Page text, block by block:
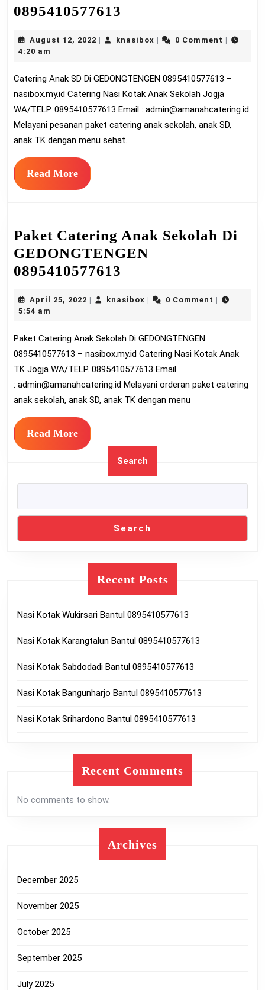
0895410577613
SD
GEDONGTENGEN
0895410577613
August 12, 2022 August
| knasiboxknasibox
| 0 Comment |
4:20 am
Catering Anak SD Di GEDONGTENGEN 0895410577613 –
nasibox.my.id Catering Nasi Kotak Anak Sekolah Jogja
WA/TELP. 0895410577613 Email : admin@amanahcatering.id
Melayani pesanan paket catering anak sekolah, anak SD,
anak TK dengan menu sehat.
Read MoreRead
More
Paket Catering Anak Sekolah Di
GEDONGTENGEN
0895410577613
Anak
Di
GEDONGTENGEN
0895410577613
April 25, 2022 April
| knasiboxknasibox
| 0 Comment |
5:54 am
Paket Catering Anak Sekolah Di GEDONGTENGEN
0895410577613 – nasibox.my.id Catering Nasi Kotak Anak
TK Jogja WA/TELP. 0895410577613 Email
: admin@amanahcatering.id Melayani orderan paket catering
anak sekolah, anak SD, anak TK dengan menu
Read MoreRead
More
Search
Search
Recent Posts
Nasi Kotak Wukirsari Bantul 0895410577613
Nasi Kotak Karangtalun Bantul 0895410577613
Nasi Kotak Sabdodadi Bantul 0895410577613
Nasi Kotak Bangunharjo Bantul 0895410577613
Nasi Kotak Srihardono Bantul 0895410577613
Recent Comments
No comments to show.
Archives
December 2025
November 2025
October 2025
September 2025
July 2025